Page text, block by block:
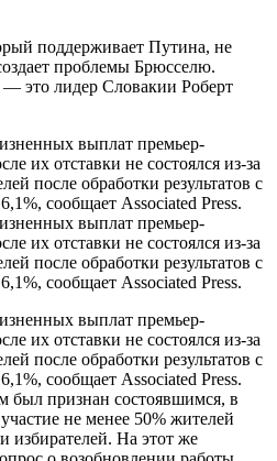
поддерживает Путина, не
проблемы Брюсселю.
это лидер Словакии Роберт
выплат премьер-
их отставки не состоялся из-за
после обработки результатов с
сообщает Associated Press.
выплат премьер-
их отставки не состоялся из-за
после обработки результатов с
сообщает Associated Press.
выплат премьер-
их отставки не состоялся из-за
после обработки результатов с
сообщает Associated Press.
был признан состоявшимся, в
не менее 50% жителей
избирателей. На этот же